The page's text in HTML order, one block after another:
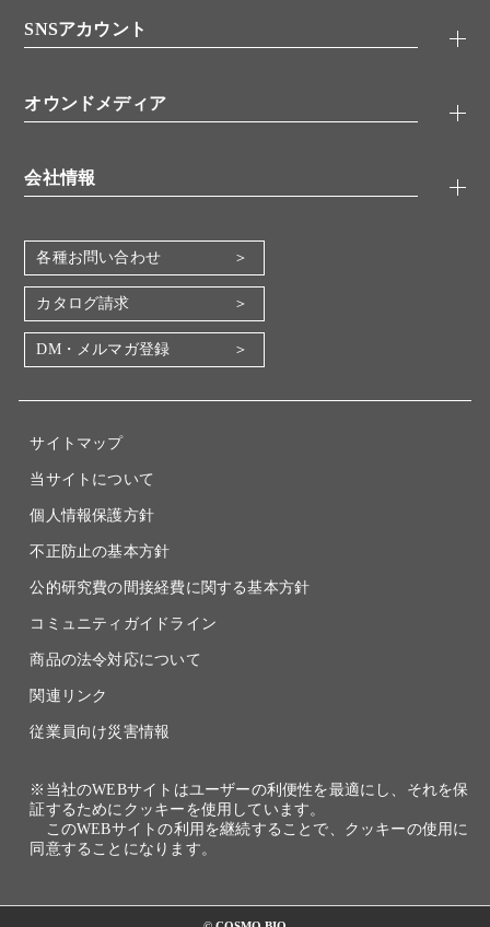
分子生物
バイオメディカル(環境・食品)
機器・消耗品
アプリケーションノート
書類ダウンロード
SNSアカウント
YouTube
オウンドメディア
会社情報
会社概要
地図・アクセス（本社）
IR情報
電子公告
各種お問い合わせ
カタログ請求
DM・メルマガ登録
サイトマップ
当サイトについて
個人情報保護方針
不正防止の基本方針
公的研究費の間接経費に関する基本方針
コミュニティガイドライン
商品の法令対応について
関連リンク
従業員向け災害情報
※当社のWEBサイトはユーザーの利便性を最適にし、それを保
証するためにクッキーを使用しています。
このWEBサイトの利用を継続することで、クッキーの使用に
同意することになります。